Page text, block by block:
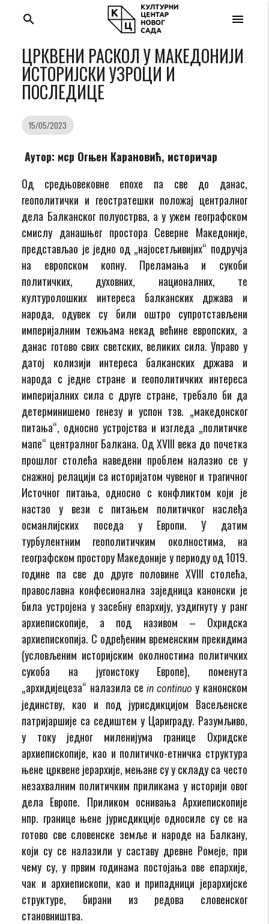
menu
search
ЦРКВЕНИ РАСКОЛ У МАКЕДОНИЈИ
ИСТОРИЈСКИ УЗРОЦИ И
ПОСЛЕДИЦЕ
15/05/2023
Аутор: мср Огњен Карановић, историчар
Од средњовековне епохе па све до данас,
геополитички и геостратешки положај централног
дела Балканског полуострва, а у ужем географском
смислу данашњег простора Северне Македоније,
представљао је једно од „најосетљивијих“ подручја
на европском копну. Преламања и сукоби
политичких, духовних, националних, те
културолошких интереса балканских држава и
народа, одувек су били оштро супротстављени
империјалним тежњама некад већине европских, а
данас готово свих светских, великих сила. Управо у
датој колизији интереса балканских држава и
народа с једне стране и геополитичких интереса
империјалних сила с друге стране, требало би да
детерминишемо генезу и успон тзв. „македонског
питања“, односно устројства и изгледа „политичке
мапе“ централног Балкана. Од XVIII века до почетка
прошлог столећа наведени проблем налазио се у
снажној релацији са историјатом чувеног и трагичног
Источног питања, односно с конфликтом који је
настао у вези с питањем политичког наслеђа
османлијских поседа у Европи. У датим
турбулентним геополитичким околностима, на
географском простору Македоније у периоду од 1019.
године па све до друге половине XVIII столећа,
православна конфесионална заједница канонски је
била устројена у засебну епархију, уздигнуту у ранг
архиепископије, а под називом – Охридска
архиепископија. С одређеним временским прекидима
(условљеним историјским околностима политичких
сукоба на југоистоку Европе), поменута
„архидијецеза“ налазила се in continuo у канонском
јединству, као и под јурисдикцијом Васељенске
патријаршије са седиштем у Цариграду. Разумљиво,
у току једног миленијума границе Охридске
архиепископије, као и политичко-етничка структура
њене црквене јерархије, мењане су у складу са често
незахвалним политичким приликама у историји овог
дела Европе. Приликом оснивања Архиепископије
нпр. границе њене јурисдикције односиле су се на
готово све словенске земље и народе на Балкану,
који су се налазили у саставу древне Ромеје, при
чему су, у првим годинама постојања ове епархије,
чак и архиепископи, као и припадници јерархијске
структуре, бирани из редова словенског
становништва.